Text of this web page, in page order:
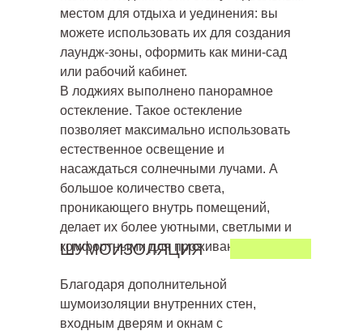
местом для отдыха и уединения: вы
можете использовать их для создания
лаундж-зоны, оформить как мини-сад
или рабочий кабинет.
В лоджиях выполнено панорамное
остекление. Такое остекление
позволяет максимально использовать
естественное освещение и
насаждаться солнечными лучами. А
большое количество света,
проникающего внутрь помещений,
делает их более уютными, светлыми и
комфортными для проживания.
ШУМОИЗОЛЯЦИЯ
Благодаря дополнительной
шумоизоляции внутренних стен,
входным дверям и окнам с